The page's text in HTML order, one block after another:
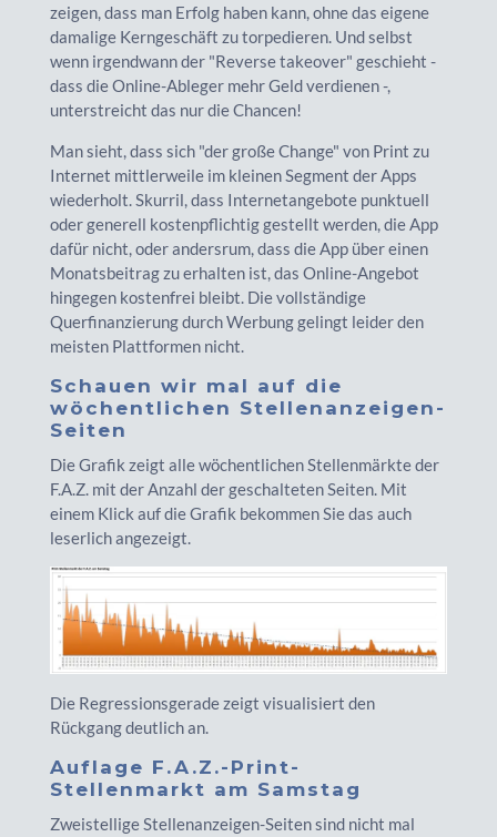
zeigen, dass man Erfolg haben kann, ohne das eigene
damalige Kerngeschäft zu torpedieren. Und selbst
wenn irgendwann der "Reverse takeover" geschieht -
dass die Online-Ableger mehr Geld verdienen -,
unterstreicht das nur die Chancen!
Man sieht, dass sich "der große Change" von Print zu
Internet mittlerweile im kleinen Segment der Apps
wiederholt. Skurril, dass Internetangebote punktuell
oder generell kostenpflichtig gestellt werden, die App
dafür nicht, oder andersrum, dass die App über einen
Monatsbeitrag zu erhalten ist, das Online-Angebot
hingegen kostenfrei bleibt. Die vollständige
Querfinanzierung durch Werbung gelingt leider den
meisten Plattformen nicht.
Schauen wir mal auf die
wöchentlichen Stellenanzeigen-
Seiten
Die Grafik zeigt alle wöchentlichen Stellenmärkte der
F.A.Z. mit der Anzahl der geschalteten Seiten. Mit
einem Klick auf die Grafik bekommen Sie das auch
leserlich angezeigt.
Die Regressionsgerade zeigt visualisiert den
Rückgang deutlich an.
Auflage F.A.Z.-Print-
Stellenmarkt am Samstag
Zweistellige Stellenanzeigen-Seiten sind nicht mal